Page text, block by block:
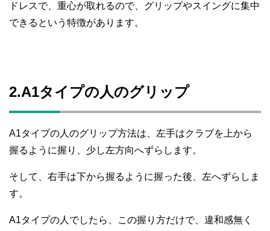
ドレスで、重心が取れるので、グリップやスイングに集中
できるという特徴があります。
2.A1タイプの人のグリップ
A1タイプの人のグリップ方法は、左手はクラブを上から
握るように握り、少し左方向へずらします。
そして、右手は下から握るように握った後、左へずらしま
す。
A1タイプの人でしたら、この握り方だけで、違和感無く